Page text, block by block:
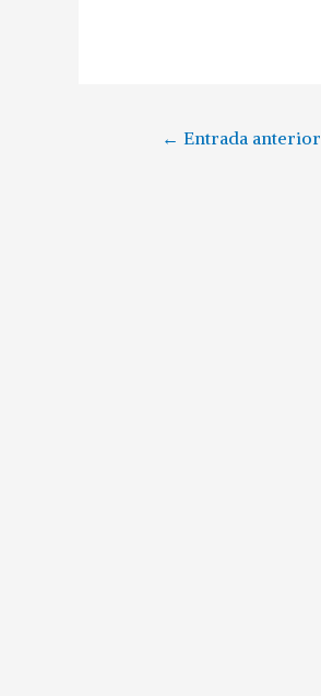
← Entrada anterior